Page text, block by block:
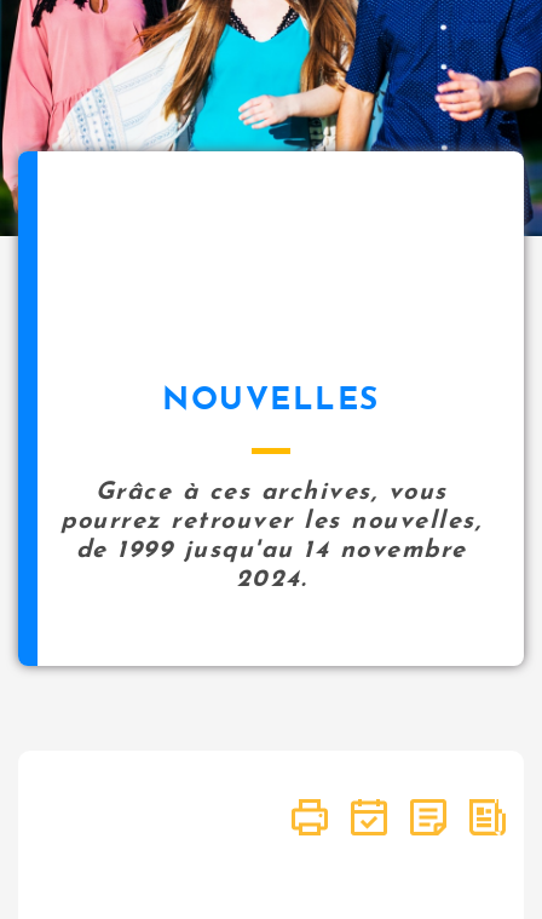
NOUVELLES
Grâce à ces archives, vous
pourrez retrouver les nouvelles,
de 1999 jusqu'au 14 novembre
2024.